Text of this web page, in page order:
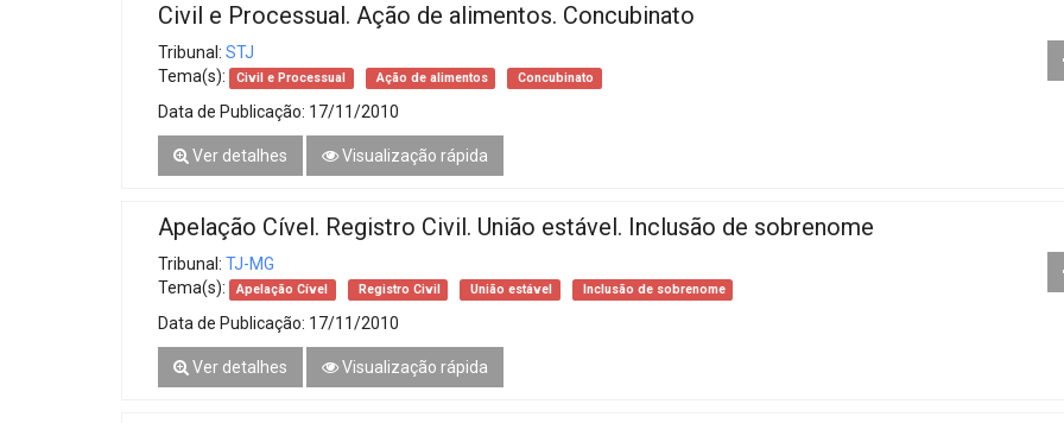
Civil e Processual. Ação de alimentos. Concubinato
Tribunal: STJ
Tema(s):
Civil e Processual Ação de alimentos Concubinato
Data de Publicação: 17/11/2010
Ver detalhes Visualização rápida
Apelação Cível. Registro Civil. União estável. Inclusão de sobrenome
Tribunal: TJ-MG
Tema(s):
Apelação Cível Registro Civil União estável Inclusão de sobrenome
Data de Publicação: 17/11/2010
Ver detalhes Visualização rápida